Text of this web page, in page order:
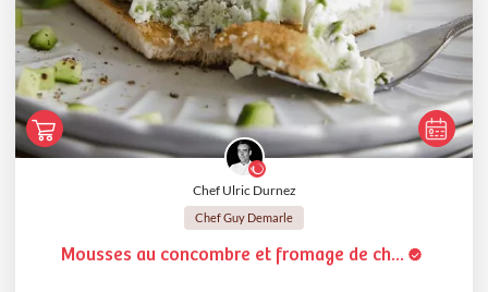
Chef Ulric Durnez
Chef Guy Demarle
Mousses au concombre et fromage de ch...